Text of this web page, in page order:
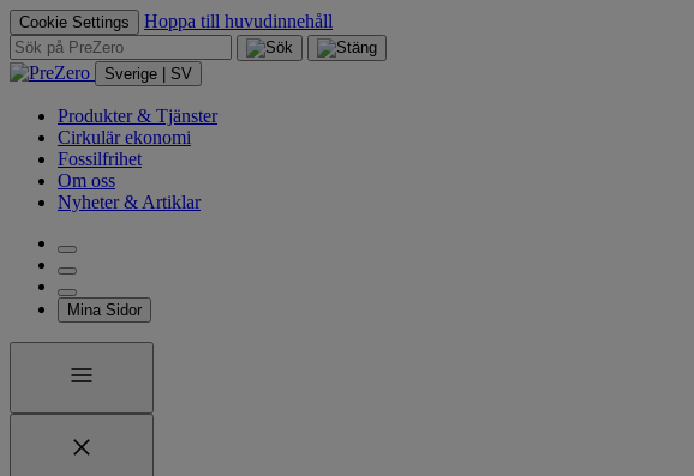
Cookie Settings Hoppa till huvudinnehåll
Sverige | SV
Produkter & Tjänster
Cirkulär ekonomi
Fossilfrihet
Om oss
Nyheter & Artiklar
Mina Sidor